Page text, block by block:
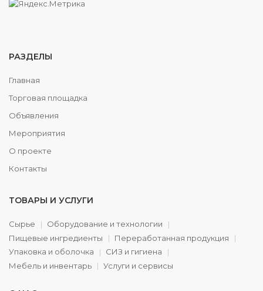
РАЗДЕЛЫ
Главная
Торговая площадка
Объявления
Мероприятия
О проекте
Контакты
ТОВАРЫ И УСЛУГИ
Сырье
Оборудование и технологии
Пищевые ингредиенты
Переработанная продукция
Упаковка и оболочка
СИЗ и гигиена
Мебель и инвентарь
Услуги и сервисы